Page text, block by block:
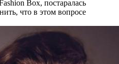
Box, постаралась
что в этом вопросе